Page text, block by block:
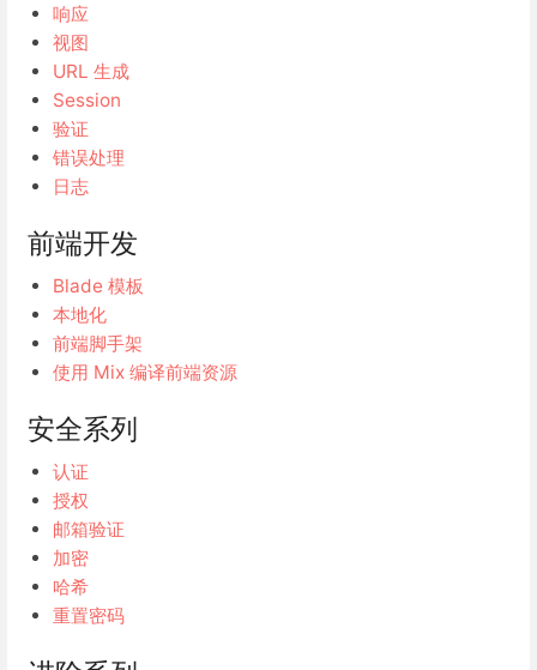
响应
视图
URL 生成
Session
验证
错误处理
日志
前端开发
Blade 模板
本地化
前端脚手架
使用 Mix 编译前端资源
安全系列
认证
授权
邮箱验证
加密
哈希
重置密码